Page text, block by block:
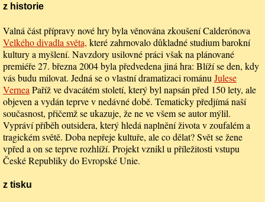
z historie
Valná část přípravy nové hry byla věnována zkoušení Calderónova
Velkého divadla světa, které zahrnovalo důkladné studium barokní
kultury a myšlení. Navzdory usilovné práci však na plánované
premiéře 27. března 2004 byla předvedena jiná hra: Blíží se den, kdy
vás budu milovat. Jedná se o vlastní dramatizaci románu Julese
Vernea Paříž ve dvacátém století, který byl napsán před 150 lety, ale
objeven a vydán teprve v nedávné době. Tematicky předjímá naší
současnost, přičemž se ukazuje, že ne ve všem se autor mýlil.
Vypráví příběh outsidera, který hledá naplnění života v zoufalém a
tragickém světě. Doba nepřeje kultuře, ale co dělat? Svět se žene
vpřed a on se teprve rozhlíží. Projekt vznikl u příležitosti vstupu
České Republiky do Evropské Unie.
z tisku